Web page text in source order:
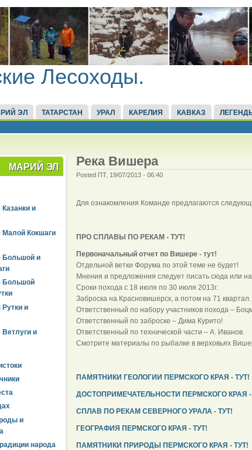
Лесоходы.
ЭЛ ТАТАРСТАН УРАЛ КАРЕЛИЯ КАВКАЗ
МАРИЙ ЭЛ
и
Кокшаги
Большой и
Большой
и
и
и
народа
Река Вишера
Posted ПТ, 19/07/2013 - 06:40
Для ознакомления Команде предлагаются
ПРО СПЛАВЫ ПО РЕКАМ - ТУТ!
Первоначальный отчет по Вишере - тут!
Отдельной ветки Форума по этой теме не будет!
Мнения и предложения следует писать сюда или
Сроки похода с 18 июля по 30 июля 2013г.
Заброска на Красновишерск, а потом на 71 квартал.
Ответственный по набору участников похода –
Ответственный по заброске – Дима Курито!
Ответственный по технической части – А. Иванов.
Смотрите материалы по рыбалке в верховьях
ПАМЯТНИКИ ГЕОЛОГИИ ПЕРМСКОГО КРАЯ - ТУТ!
ДОСТОПРИМЕЧАТЕЛЬНОСТИ ПЕРМСКОГО КРАЯ -
СПЛАВ ПО РЕКАМ СЕВЕРНОГО УРАЛА - ТУТ!
ГЕОГРАФИЯ ПЕРМСКОГО КРАЯ - ТУТ!
ПАМЯТНИКИ ПРИРОДЫ ПЕРМСКОГО КРАЯ - ТУТ!